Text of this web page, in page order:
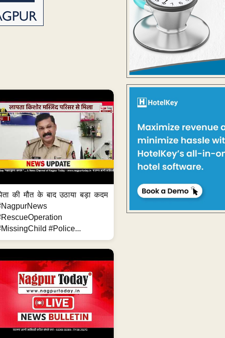
की मौत के बाद उठाया बड़ा कदम
#Police...